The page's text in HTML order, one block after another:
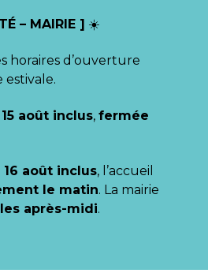
– MAIRIE ] ☀️
horaires d’ouverture
août inclus, fermée
août inclus, l’accueil
le matin. La mairie
après-midi.